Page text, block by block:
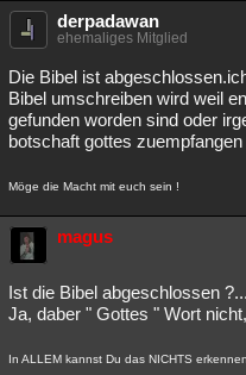
derpadawan
ehemaliges Mitglied
Die Bibel ist
Bibel umschreiben wird weil
gefunden worden sind oder
botschaft gottes
Möge die Macht mit euch sein !
magus
Ist die Bibel abgeschlossen
Ja, daber " Gottes " Wort
In ALLEM kannst Du das NICHTS